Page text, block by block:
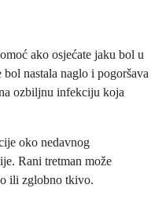
ako osjećate jaku bol u
nastala naglo i pogoršava
ozbiljnu infekciju koja
oko nedavnog
Rani tretman može
ili zglobno tkivo.